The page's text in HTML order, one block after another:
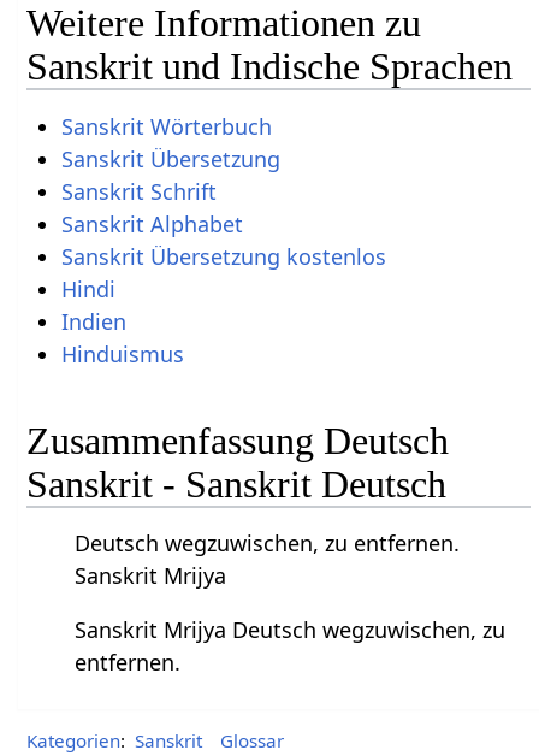
Weitere Informationen zu
Sanskrit und Indische Sprachen
Sanskrit Wörterbuch
Sanskrit Übersetzung
Sanskrit Schrift
Sanskrit Alphabet
Sanskrit Übersetzung kostenlos
Hindi
Indien
Hinduismus
Zusammenfassung Deutsch
Sanskrit - Sanskrit Deutsch
Deutsch wegzuwischen, zu entfernen.
Sanskrit Mrijya
Sanskrit Mrijya Deutsch wegzuwischen, zu
entfernen.
Kategorien: Sanskrit Glossar